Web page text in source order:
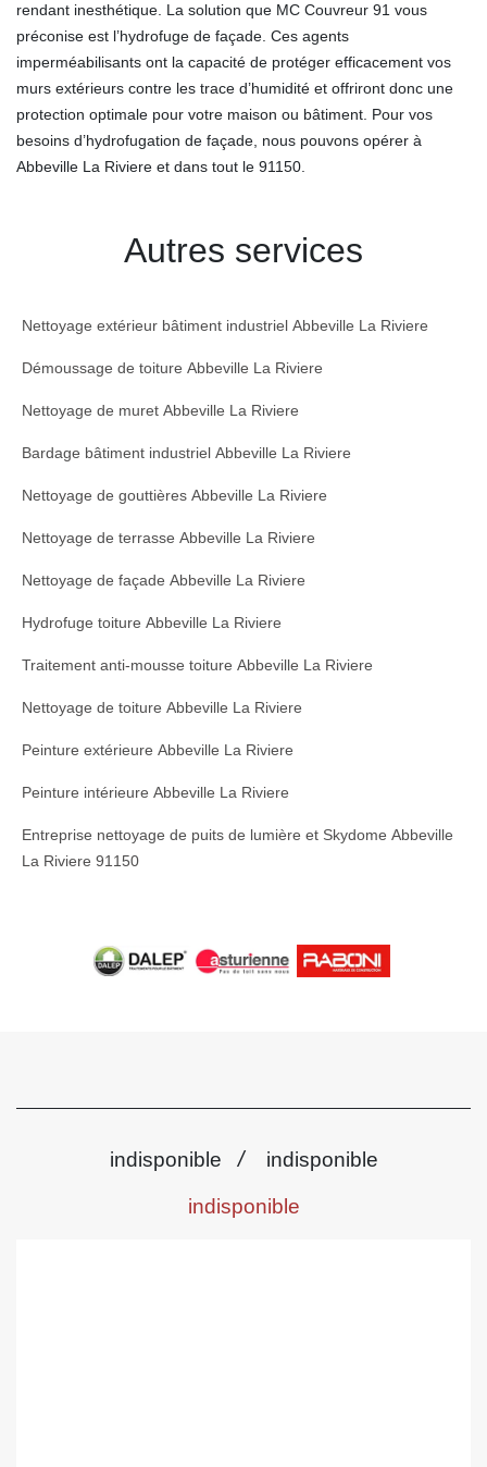
rendant inesthétique. La solution que MC Couvreur 91 vous
préconise est l’hydrofuge de façade. Ces agents
imperméabilisants ont la capacité de protéger efficacement vos
murs extérieurs contre les trace d’humidité et offriront donc une
protection optimale pour votre maison ou bâtiment. Pour vos
besoins d’hydrofugation de façade, nous pouvons opérer à
Abbeville La Riviere et dans tout le 91150.
Autres services
Nettoyage extérieur bâtiment industriel Abbeville La Riviere
Démoussage de toiture Abbeville La Riviere
Nettoyage de muret Abbeville La Riviere
Bardage bâtiment industriel Abbeville La Riviere
Nettoyage de gouttières Abbeville La Riviere
Nettoyage de terrasse Abbeville La Riviere
Nettoyage de façade Abbeville La Riviere
Hydrofuge toiture Abbeville La Riviere
Traitement anti-mousse toiture Abbeville La Riviere
Nettoyage de toiture Abbeville La Riviere
Peinture extérieure Abbeville La Riviere
Peinture intérieure Abbeville La Riviere
Entreprise nettoyage de puits de lumière et Skydome Abbeville
La Riviere 91150
indisponible / indisponible
indisponible